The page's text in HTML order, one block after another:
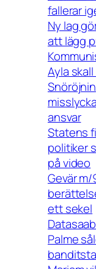
fallerar
Ny lag
att lägg
Ayla
ansvar
Statens
politiker
på video
Gevär
ett sekel
Palme